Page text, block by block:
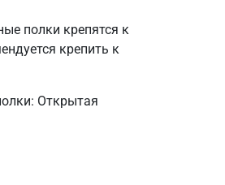
полки крепятся к
крепить к
Открытая